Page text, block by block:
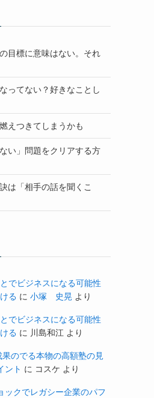
目標に意味はない。それ
ってない？好きなことし
えつきてしまうかも
い」問題をクリアする方
は「相手の話を聞くこ
でビジネスになる可能性
る に 小塚 史晃 より
でビジネスになる可能性
る に 川島和江 より
のでる本物の高額塾の見
ント に コスケ より
ックでレガシー企業のパフ